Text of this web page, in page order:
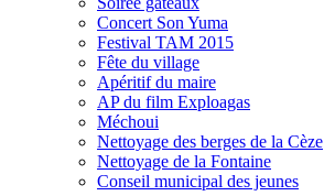
Concert Son Yuma
Festival TAM 2015
Fête du village
Apéritif du maire
AP du film Exploagas
Méchoui
Nettoyage des berges de la Cèze
Nettoyage de la Fontaine
Conseil municipal des jeunes